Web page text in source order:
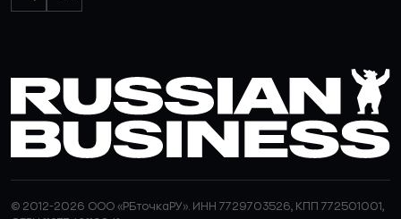
© 2012-2026 ООО «РБточкаРУ». ИНН 7729703526, КПП 772501001,